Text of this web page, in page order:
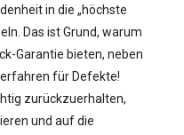
in die „höchste
Das ist Grund, warum
Garantie bieten, neben
für Defekte!
zurückzuerhalten,
und auf die